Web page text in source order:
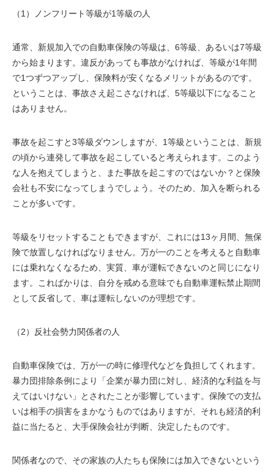
（1）ノンフリート等級が1等級の人
通常、新規加入での自動車保険の等級は、6等級、あるいは7等級
から始まります。違反があっても事故がなければ、等級が1年間
で1つずつアップし、保険料が安くなるメリットがあるのです。
ということは、事故さえ起こさなければ、5等級以下になること
はありません。
事故を起こすと3等級ダウンしますが、1等級ということは、新規
の頃から連発して事故を起こしていると考えられます。このよう
な人を抱えてしまうと、また事故を起こすのではないか？と保険
会社も不安になってしまうでしょう。そのため、加入を断られる
ことが多いです。
等級をリセットすることもできますが、これには13ヶ月間、無保
険で放置しなければなりません。万が一のことを考えると自動車
には乗れなくなるため、実質、車が運転できないのと同じになり
ます。こればかりは、自分を戒める意味でも自動車運転禁止期間
として反省して、車は運転しないのが理想です。
（2）反社会勢力関係者の人
自動車保険では、万が一の時に修理代などを負担してくれます。
暴力団排除条例により「企業が暴力団に対し、経済的な利益を与
えてはいけない」とされたことが影響しています。保険での支払
いは相手の損害をまかなうものではありますが、それも経済的利
益に当たると、大手保険会社が判断、決定したものです。
関係者なので、その家族の人たちも保険には加入できないという